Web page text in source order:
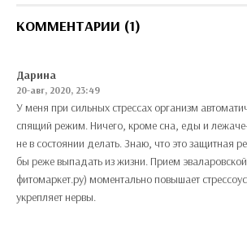
КОММЕНТАРИИ (1)
Дарина
20-авг, 2020, 23:49
У меня при сильных стрессах организм
спящий режим. Ничего, кроме сна, еды и
не в состоянии делать. Знаю, что это защитная
бы реже выпадать из жизни. Прием
фитомаркет.ру) моментально повышает
укрепляет нервы.